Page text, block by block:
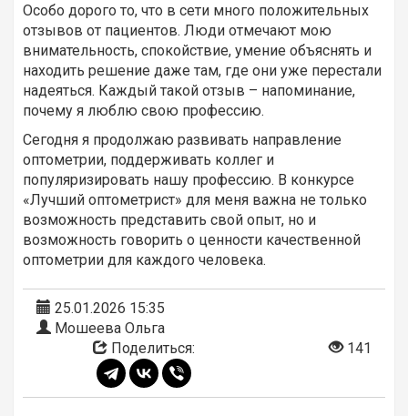
Особо дорого то, что в сети много положительных
отзывов от пациентов. Люди отмечают мою
внимательность, спокойствие, умение объяснять и
находить решение даже там, где они уже перестали
надеяться. Каждый такой отзыв – напоминание,
почему я люблю свою профессию.
Сегодня я продолжаю развивать направление
оптометрии, поддерживать коллег и
популяризировать нашу профессию. В конкурсе
«Лучший оптометрист» для меня важна не только
возможность представить свой опыт, но и
возможность говорить о ценности качественной
оптометрии для каждого человека.
25.01.2026 15:35
Мошеева Ольга
Поделиться:
141